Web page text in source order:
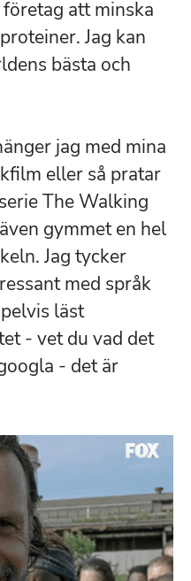
att minska
Jag kan
bästa och
jag med mina
eller så pratar
The Walking
gymmet en hel
Jag tycker
med språk
läst
- vet du vad det
- det är